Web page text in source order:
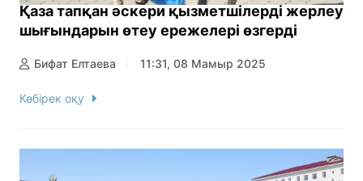
Қаза тапқан әскери қызметшілерді жерлеу
шығындарын өтеу ережелері өзгерді
Бифат Елтаева 11:31, 08 Мамыр 2025
Көбірек оқу